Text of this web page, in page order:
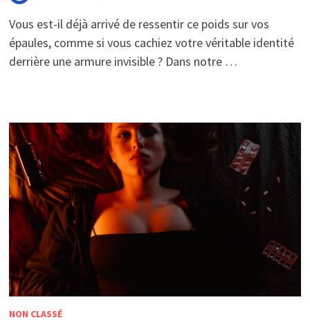
Vous est-il déjà arrivé de ressentir ce poids sur vos
épaules, comme si vous cachiez votre véritable identité
derrière une armure invisible ? Dans notre …
NON CLASSÉ